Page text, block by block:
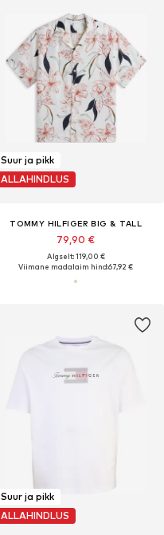
Suur ja pikk
ALLAHINDLUS
TOMMY HILFIGER BIG & TALL
79,90 €
Algselt: 119,00 €
Viimane madalaim hind:67,92 €
Suur ja pikk
ALLAHINDLUS